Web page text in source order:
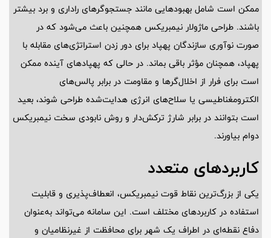
ممکن است شامل بهبودهایی مانند جستجوگرهای راداری و برد بیشتر
باشند. طراحی ماژولار نیمبریکس همچنین باعث می‌شود که در
صورت نوآوری سازندگان پهپاد برای دور زدن استراتژی‌های مقابله با
پهپاد، همچنان مؤثر باقی بماند. در حالی که پهپادهای آینده ممکن
است برای فرار از اخلال‌گرها و مقاومت در برابر پالس‌های
الکترومغناطیسی یا سلاح‌های انرژی هدایت‌شده طراحی شوند، بعید
است بتوانند در برابر شارژ ترکش‌دار و روش نابودی سخت نیمبریکس
دوام بیاورند.
کاربردهای متعدد
یکی از بزرگ‌ترین نقاط قوت نیمبریکس، انعطاف‌پذیری و قابلیت
استفاده در کاربردهای مختلف است. این سامانه می‌تواند به‌عنوان
دفاع نقطه‌ای در اطراف یک شهر برای محافظت از غیرنظامیان و